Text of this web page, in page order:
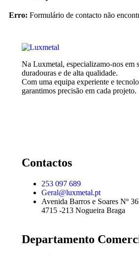
Erro: Formulário de contacto não
Na Luxmetal, especializamo-nos em
duradouras e de alta qualidade.
Com uma equipa experiente e
garantimos precisão em cada projeto.
Contactos
253 097 689
Geral@luxmetal.pt
Avenida Barros e Soares Nº
4715 -213 Nogueira Braga
Departamento